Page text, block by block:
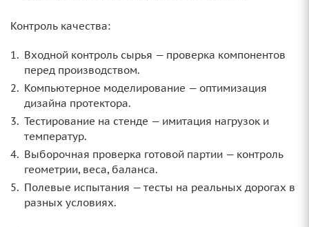
Контроль качества:
Входной контроль сырья — проверка компонентов
перед производством.
Компьютерное моделирование — оптимизация
дизайна протектора.
Тестирование на стенде — имитация нагрузок и
температур.
Выборочная проверка готовой партии — контроль
геометрии, веса, баланса.
Полевые испытания — тесты на реальных дорогах в
разных условиях.